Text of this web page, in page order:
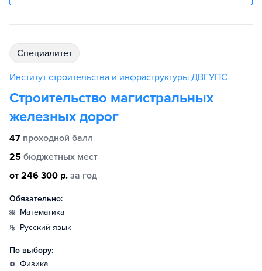
специалитет
Институт строительства и инфраструктуры ДВГУПС
Строительство магистральных
железных дорог
47 проходной балл
25 бюджетных мест
от 246 300 р. за год
Обязательно:
математика
русский язык
По выбору:
физика